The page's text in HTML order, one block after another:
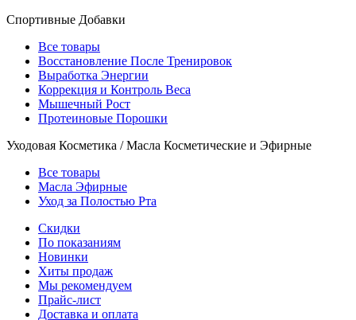
Спортивные Добавки
Все товары
Восстановление После Тренировок
Выработка Энергии
Коррекция и Контроль Веса
Мышечный Рост
Протеиновые Порошки
Уходовая Косметика / Масла Косметические и Эфирные
Все товары
Масла Эфирные
Уход за Полостью Рта
Скидки
По показаниям
Новинки
Хиты продаж
Мы рекомендуем
Прайс-лист
Доставка и оплата